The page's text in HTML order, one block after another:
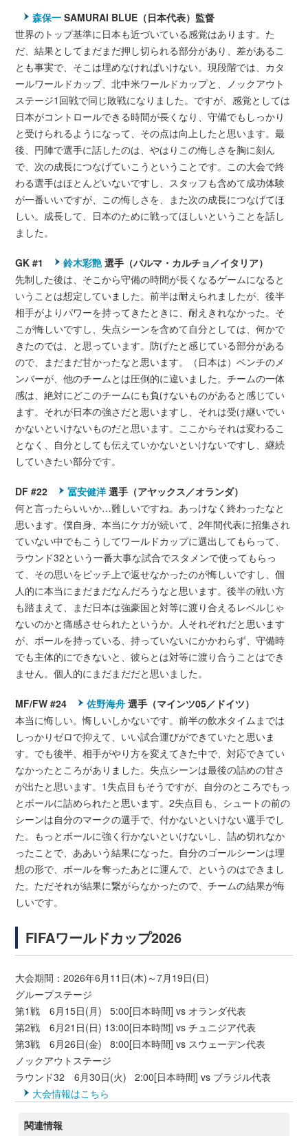
森保一 SAMURAI BLUE（日本代表）監督
世界のトップ基準に日本も近づいている感覚はあります。た
だ、結果としてまだまだ押し切られる部分があり、差があるこ
とも事実で、そこは埋めなければいけない。現段階では、カタ
ールワールドカップ、北中米ワールドカップと、ノックアウト
ステージ1回戦で同じ敗戦になりました。ですが、感覚としては
日本がコントロールできる時間が長くなり、守備でもしっかり
と受けられるようになって、その点は向上したと思います。最
後、円陣で選手に話したのは、やはりこの悔しさを胸に刻ん
で、次の成長につなげていこうということです。この大会で終
わる選手はほとんどいないですし、スタッフも含めて成功体験
が一番いいですが、この悔しさを、また次の成長につなげてほ
しい。成長して、日本のために戦ってほしいということを話し
ました。
GK #1 鈴木彩艶 選手（パルマ・カルチョ／イタリア）
先制した後は、そこから守備の時間が長くなるゲームになると
いうことは想定していました。前半は耐えられましたが、後半
相手がよりパワーを持ってきたときに、耐えきれなかった。そ
こが悔しいですし、失点シーンを含めて自分としては、何かで
きたのでは、と思っています。防げたと感じている部分がある
ので、まだまだ甘かったなと思います。（日本は）ベンチのメ
ンバーが、他のチームとは圧倒的に違いました。チームの一体
感は、絶対にどこのチームにも負けないものがあると感じてい
ます。それが日本の強さだと思いますし、それは受け継いでい
かないといけないものだと思います。ここからそれは変わるこ
となく、自分としても伝えていかないといけないですし、継続
していきたい部分です。
DF #22 冨安健洋 選手（アヤックス／オランダ）
何と言ったらいいか…難しいですね。あっけなく終わったなと
思います。僕自身、本当にケガが続いて、2年間代表に招集され
ていない中でもこうしてワールドカップに選出してもらって、
ラウンド32という一番大事な試合でスタメンで使ってもらっ
て、その思いをピッチ上で返せなかったのが悔しいですし、個
人的に本当にまだまだなんだろうなと思います。後半の戦い方
も踏まえて、まだ日本は強豪国と対等に渡り合えるレベルじゃ
ないのかと痛感させられたというか。人それぞれだと思います
が、ボールを持っている、持っていないにかかわらず、守備時
でも主体的にできないと、彼らとは対等に渡り合うことはでき
ません。個人的にまだまだだと思いました。
MF/FW #24 佐野海舟 選手（マインツ05／ドイツ）
本当に悔しい。悔しいしかないです。前半の飲水タイムまでは
しっかりゼロで抑えて、いい試合運びができていたと思いま
す。でも後半、相手がやり方を変えてきた中で、対応できてい
なかったところがありました。失点シーンは最後の詰めの甘さ
が出たと思います。1失点目もそうですが、自分のところでもっ
とボールに詰められたと思います。2失点目も、シュートの前の
シーンは自分のマークの選手で、付かないといけない選手でし
た。もっとボールに強く行かないといけないし、詰め切れなか
ったことで、ああいう結果になった。自分のゴールシーンは理
想の形で、ボールを奪ったあとに運んで、というのはできまし
た。ただそれが結果に繋がらなかったので、チームの結果が悔
しいです。
FIFAワールドカップ2026
大会期間：2026年6月11日(木)～7月19日(日)
グループステージ
第1戦 6月15日(月) 5:00[日本時間] vs オランダ代表
第2戦 6月21日(日) 13:00[日本時間] vs チュニジア代表
第3戦 6月26日(金) 8:00[日本時間] vs スウェーデン代表
ノックアウトステージ
ラウンド32 6月30日(火) 2:00[日本時間] vs ブラジル代表
大会情報はこちら
関連情報